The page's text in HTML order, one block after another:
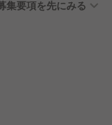
集要項を先にみる